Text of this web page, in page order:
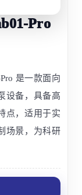
Pro
是一款面向
设备，具备高
点，适用于实
场景，为科研